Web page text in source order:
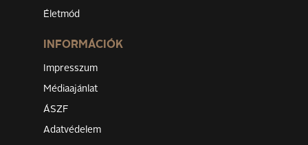
Életmód
INFORMÁCIÓK
Impresszum
Médiaajánlat
ÁSZF
Adatvédelem